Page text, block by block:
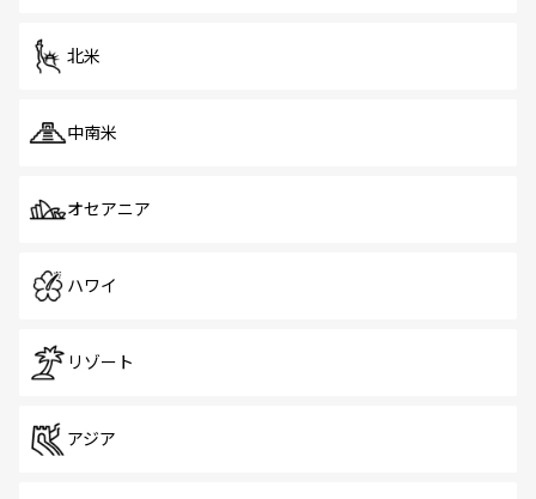
北米
中南米
オセアニア
ハワイ
リゾート
アジア